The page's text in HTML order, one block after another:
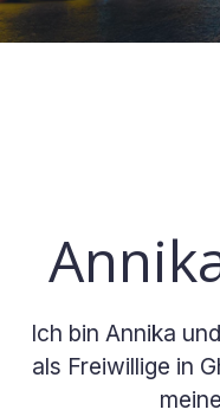
Ich bin Annika
als Freiwillige in